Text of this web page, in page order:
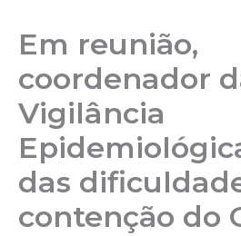
Em reunião,
coordenador
Vigilância
das
contenção do